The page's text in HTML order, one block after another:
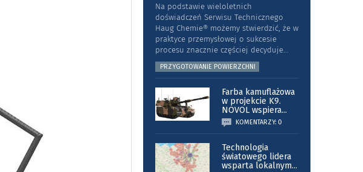
Na podstawie wieloletnich
doświadczeń Serwisu Technicznego
Haug Chemie® możemy stwierdzić, że w
praktyce przemysłowej o sukcesie
procesu znacznie częściej decyduje...
PRZYGOTOWANIE POWIERZCHNI
Farba kamuflażowa
w projekcie K9.
NOVOL wspiera...
KOMENTARZY: 0
Technologia
światowego lidera
wsparta lokalnym...